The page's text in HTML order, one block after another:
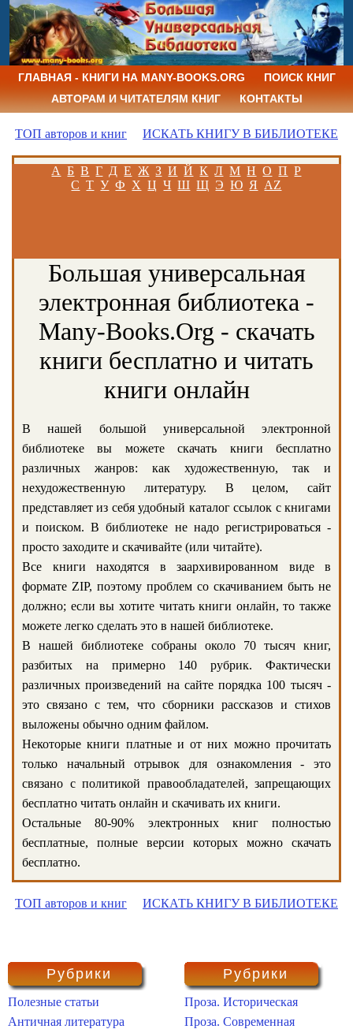
ГЛАВНАЯ - КНИГИ НА MANY-BOOKS.ORG
ПОИСК КНИГ
АВТОРАМ И ЧИТАТЕЛЯМ КНИГ
КОНТАКТЫ
ТОП авторов и книг ИСКАТЬ КНИГУ В БИБЛИОТЕКЕ
А Б В Г Д Е Ж З И Й К Л М Н О П Р
С Т У Ф Х Ц Ч Ш Щ Э Ю Я AZ
Большая универсальная
электронная библиотека -
Many-Books.Org - скачать
книги бесплатно и читать
книги онлайн
В нашей большой универсальной электронной
библиотеке вы можете скачать книги бесплатно
различных жанров: как художественную, так и
нехудожественную литературу. В целом, сайт
представляет из себя удобный каталог ссылок с книгами
и поиском. В библиотеке не надо регистрироваться -
просто заходите и скачивайте (или читайте).
Все книги находятся в заархивированном виде в
формате ZIP, поэтому проблем со скачиванием быть не
должно; если вы хотите читать книги онлайн, то также
можете легко сделать это в нашей библиотеке.
В нашей библиотеке собраны около 70 тысяч книг,
разбитых на примерно 140 рубрик. Фактически
различных произведений на сайте порядка 100 тысяч -
это связано с тем, что сборники рассказов и стихов
выложены обычно одним файлом.
Некоторые книги платные и от них можно прочитать
только начальный отрывок для ознакомления - это
связано с политикой правообладателей, запрещающих
бесплатно читать онлайн и скачивать их книги.
Остальные 80-90% электронных книг полностью
бесплатные, полные версии которых можно скачать
бесплатно.
ТОП авторов и книг ИСКАТЬ КНИГУ В БИБЛИОТЕКЕ
Рубрики
Полезные статьи
Античная литература
Рубрики
Проза. Историческая
Проза. Современная